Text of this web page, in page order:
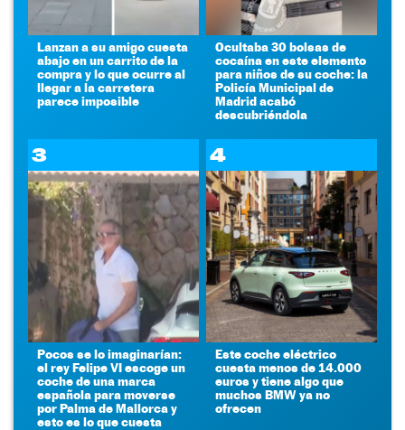
Lanzan a su amigo cuesta
abajo en un carrito de la
compra y lo que ocurre al
llegar a la carretera
parece imposible
Ocultaba 30 bolsas de
cocaína en este elemento
para niños de su coche: la
Policía Municipal de
Madrid acabó
descubriéndola
3
Pocos se lo imaginarían:
el rey Felipe VI escoge un
coche de una marca
española para moverse
por Palma de Mallorca y
esto es lo que cuesta
4
Este coche eléctrico
cuesta menos de 14.000
euros y tiene algo que
muchos BMW ya no
ofrecen